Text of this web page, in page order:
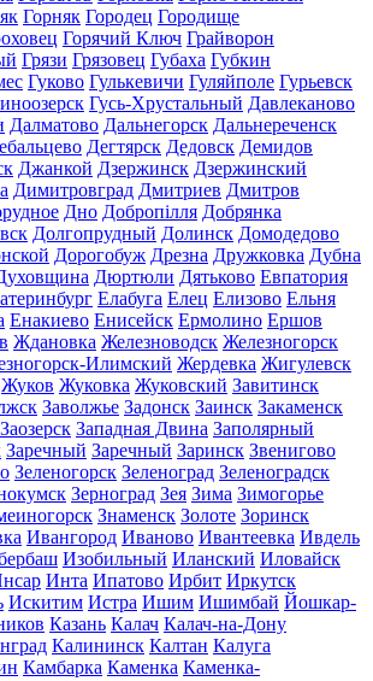
Горняк Городец Городище
Горячий Ключ Грайворон
Грязи Грязовец Губаха Губкин
Гуково Гулькевичи Гуляйполе Гурьевск
Гусь-Хрустальный Давлеканово
Далматово Дальнегорск Дальнереченск
Дегтярск Дедовск Демидов
Джанкой Дзержинск Дзержинский
Димитровград Дмитриев Дмитров
Дно Добропілля Добрянка
Долгопрудный Долинск Домодедово
Дорогобуж Дрезна Дружковка Дубна
Дюртюли Дятьково Евпатория
Елабуга Елец Елизово Ельня
Енакиево Енисейск Ермолино Ершов
Ждановка Железноводск Железногорск
Илимский Жердевка Жигулевск
Жуков Жуковка Жуковский Завитинск
Заволжье Задонск Заинск Закаменск
Заозерск Западная Двина Заполярный
Заречный Заречный Заринск Звенигово
Зеленогорск Зеленоград Зеленоградск
Зерноград Зея Зима Зимогорье
Знаменск Золоте Зоринск
Ивангород Иваново Ивантеевка Ивдель
Изобильный Иланский Иловайск
Инта Ипатово Ирбит Иркутск
Искитим Истра Ишим Ишимбай Йошкар-
Казань Калач Калач-на-Дону
Калининск Калтан Калуга
Камбарка Каменка Каменка-